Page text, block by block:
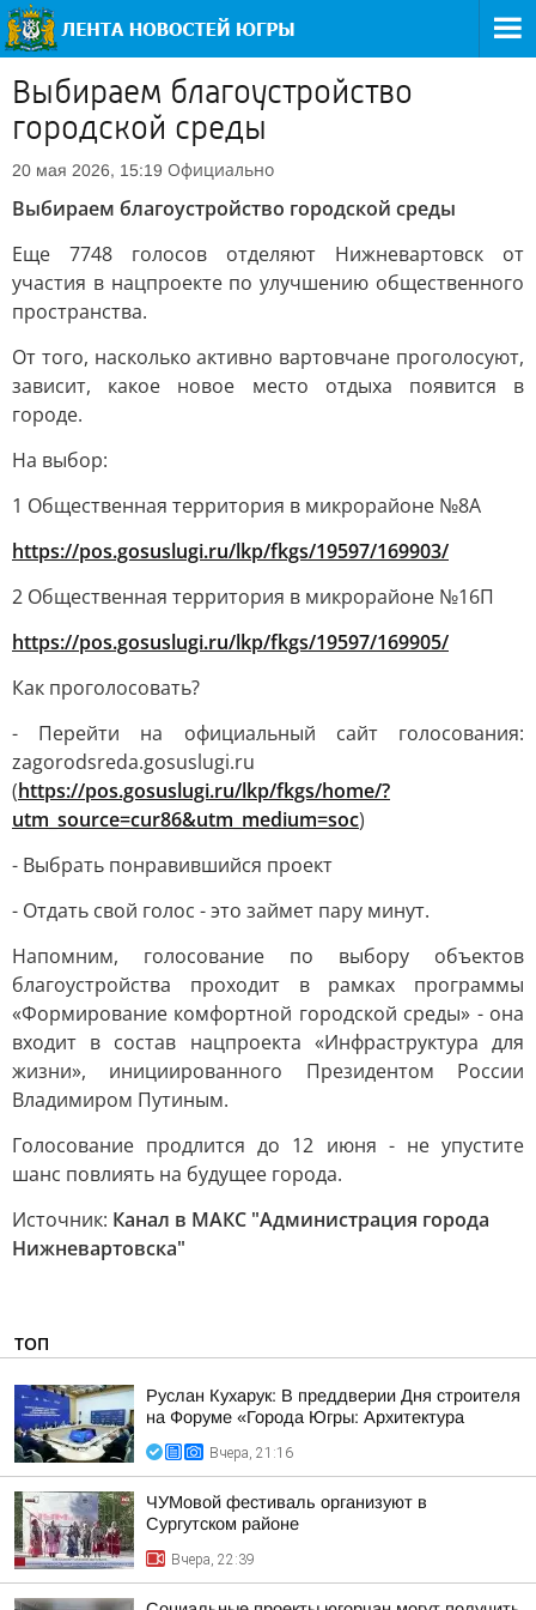
Выбираем благоустройство
городской среды
20 мая 2026, 15:19 Официально
Выбираем благоустройство городской среды
Еще 7748 голосов отделяют Нижневартовск от
участия в нацпроекте по улучшению общественного
пространства.
От того, насколько активно вартовчане проголосуют,
зависит, какое новое место отдыха появится в
городе.
На выбор:
1 Общественная территория в микрорайоне №8А
https://pos.gosuslugi.ru/lkp/fkgs/19597/169903/
2 Общественная территория в микрорайоне №16П
https://pos.gosuslugi.ru/lkp/fkgs/19597/169905/
Как проголосовать?
- Перейти на официальный сайт голосования:
zagorodsreda.gosuslugi.ru
(https://pos.gosuslugi.ru/lkp/fkgs/home/?
utm_source=cur86&utm_medium=soc)
- Выбрать понравившийся проект
- Отдать свой голос - это займет пару минут.
Напомним, голосование по выбору объектов
благоустройства проходит в рамках программы
«Формирование комфортной городской среды» - она
входит в состав нацпроекта «Инфраструктура для
жизни», инициированного Президентом России
Владимиром Путиным.
Голосование продлится до 12 июня - не упустите
шанс повлиять на будущее города.
Источник: Канал в МАКС "Администрация города
Нижневартовска"
ТОП
Руслан Кухарук: В преддверии Дня строителя
на Форуме «Города Югры: Архитектура
Вчера, 21:16
ЧУМовой фестиваль организуют в
Сургутском районе
Вчера, 22:39